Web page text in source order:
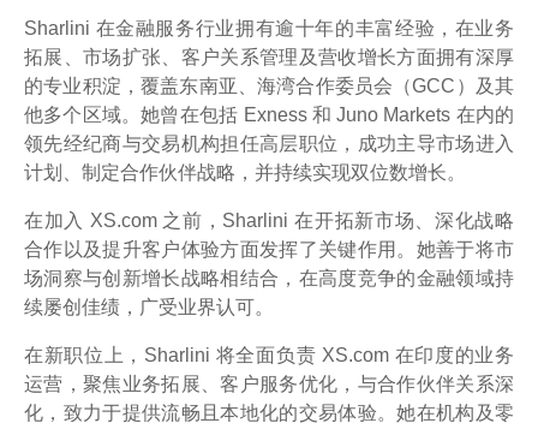
Sharlini 在金融服务行业拥有逾十年的丰富经验，在业务
拓展、市场扩张、客户关系管理及营收增长方面拥有深厚
的专业积淀，覆盖东南亚、海湾合作委员会（GCC）及其
他多个区域。她曾在包括 Exness 和 Juno Markets 在内的
领先经纪商与交易机构担任高层职位，成功主导市场进入
计划、制定合作伙伴战略，并持续实现双位数增长。
在加入 XS.com 之前，Sharlini 在开拓新市场、深化战略
合作以及提升客户体验方面发挥了关键作用。她善于将市
场洞察与创新增长战略相结合，在高度竞争的金融领域持
续屡创佳绩，广受业界认可。
在新职位上，Sharlini 将全面负责 XS.com 在印度的业务
运营，聚焦业务拓展、客户服务优化，与合作伙伴关系深
化，致力于提供流畅且本地化的交易体验。她在机构及零